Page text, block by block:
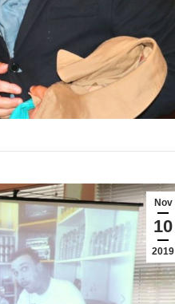
Nov
10
2019